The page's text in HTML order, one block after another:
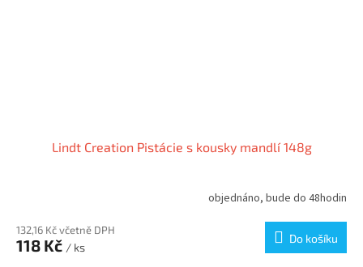
Lindt Creation Pistácie s kousky mandlí 148g
objednáno, bude do 48hodin
132,16 Kč včetně DPH
118 Kč / ks
Do košíku